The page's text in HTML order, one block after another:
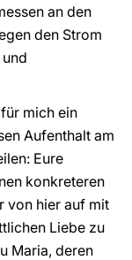
an den
den Strom
mich ein
Aufenthalt am
Eure
konkreteren
von hier auf mit
Liebe zu
Maria, deren